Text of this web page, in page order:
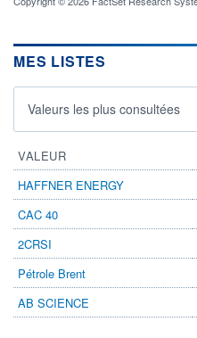
-
Non éligible
Boursobank
MES LISTES
Valeurs les plus consultées
VALEUR
HAFFNER ENERGY
CAC 40
2CRSI
Pétrole Brent
AB SCIENCE